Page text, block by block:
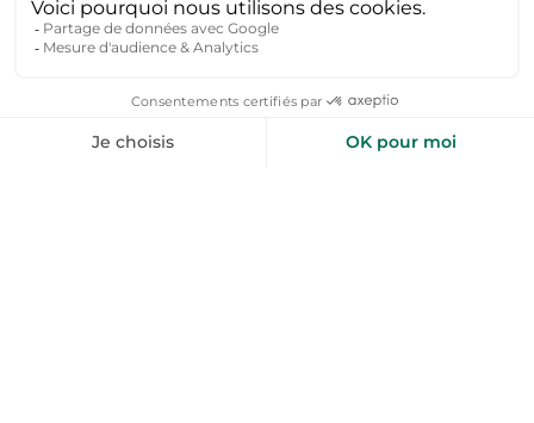
des lacs de Lavaud ou de Mas Chaban, ou dans les petits
bourgs voisins comme Chalais ou Barbezieux-Saint-